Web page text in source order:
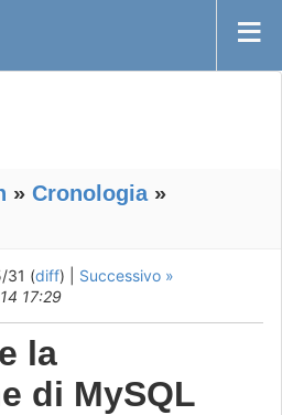
» Cronologia»
31 (diff) | Successivo »
17:29
la
di MySQL